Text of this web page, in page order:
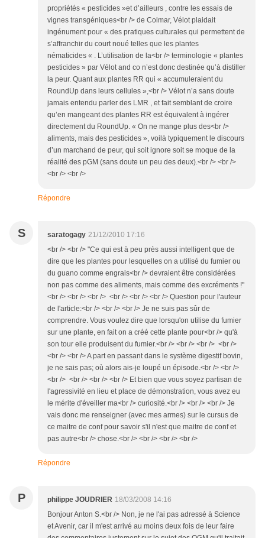
propriétés « pesticides »et d’ailleurs , contre les essais de
vignes transgéniques<br /> de Colmar, Vélot plaidait
ingénument pour « des pratiques culturales qui permettent de
s’affranchir du court noué telles que les plantes
nématicides « . L’utilisation de la<br /> terminologie « plantes
pesticides » par Vélot and co n’est donc destinée qu’à distiller
la peur. Quant aux plantes RR qui « accumuleraient du
RoundUp dans leurs cellules »,<br /> Vélot n’a sans doute
jamais entendu parler des LMR , et fait semblant de croire
qu’en mangeant des plantes RR est équivalent à ingérer
directement du RoundUp. « On ne mange plus des<br />
aliments, mais des pesticides », voilà typiquement le discours
d’un marchand de peur, qui soit ignore soit se moque de la
réalité des pGM (sans doute un peu des deux).<br /> <br />
<br /> <br />
Répondre
S saratogagy 21/12/2010 17:16
<br /> <br /> "Ce qui est à peu près aussi intelligent que de
dire que les plantes pour lesquelles on a utilisé du fumier ou
du guano comme engrais<br /> devraient être considérées
non pas comme des aliments, mais comme des excréments !"
<br /> <br /> <br /> <br /> <br /> <br /> Question pour l'auteur
de l'article:<br /> <br /> <br /> Je ne suis pas sûr de
comprendre. Vous voulez dire que lorsqu'on utilise du fumier
sur une plante, en fait on a créé cette plante pour<br /> qu'à
son tour elle produisent du fumier.<br /> <br /> <br /> <br />
<br /> <br /> A part en passant dans le système digestif bovin,
je ne sais pas; où alors ais-je loupé un épisode.<br /> <br />
<br /> <br /> <br /> <br /> Et bien que vous soyez partisan de
l'agressivité en lieu et place de démonstration, vous avez eu
le mérite d'éveiller ma<br /> curiosité.<br /> <br /> <br /> Je
vais donc me renseigner (avec mes armes) sur le cursus de
ce maitre de conf pour savoir s'il n'est que maitre de conf et
pas autre<br /> chose.<br /> <br /> <br /> <br />
Répondre
P philippe JOUDRIER 18/03/2008 14:16
Bonjour Anton S.<br /> Non, je ne l'ai pas adressé à Science
et Avenir, car il m'est arrivé au moins deux fois de leur faire